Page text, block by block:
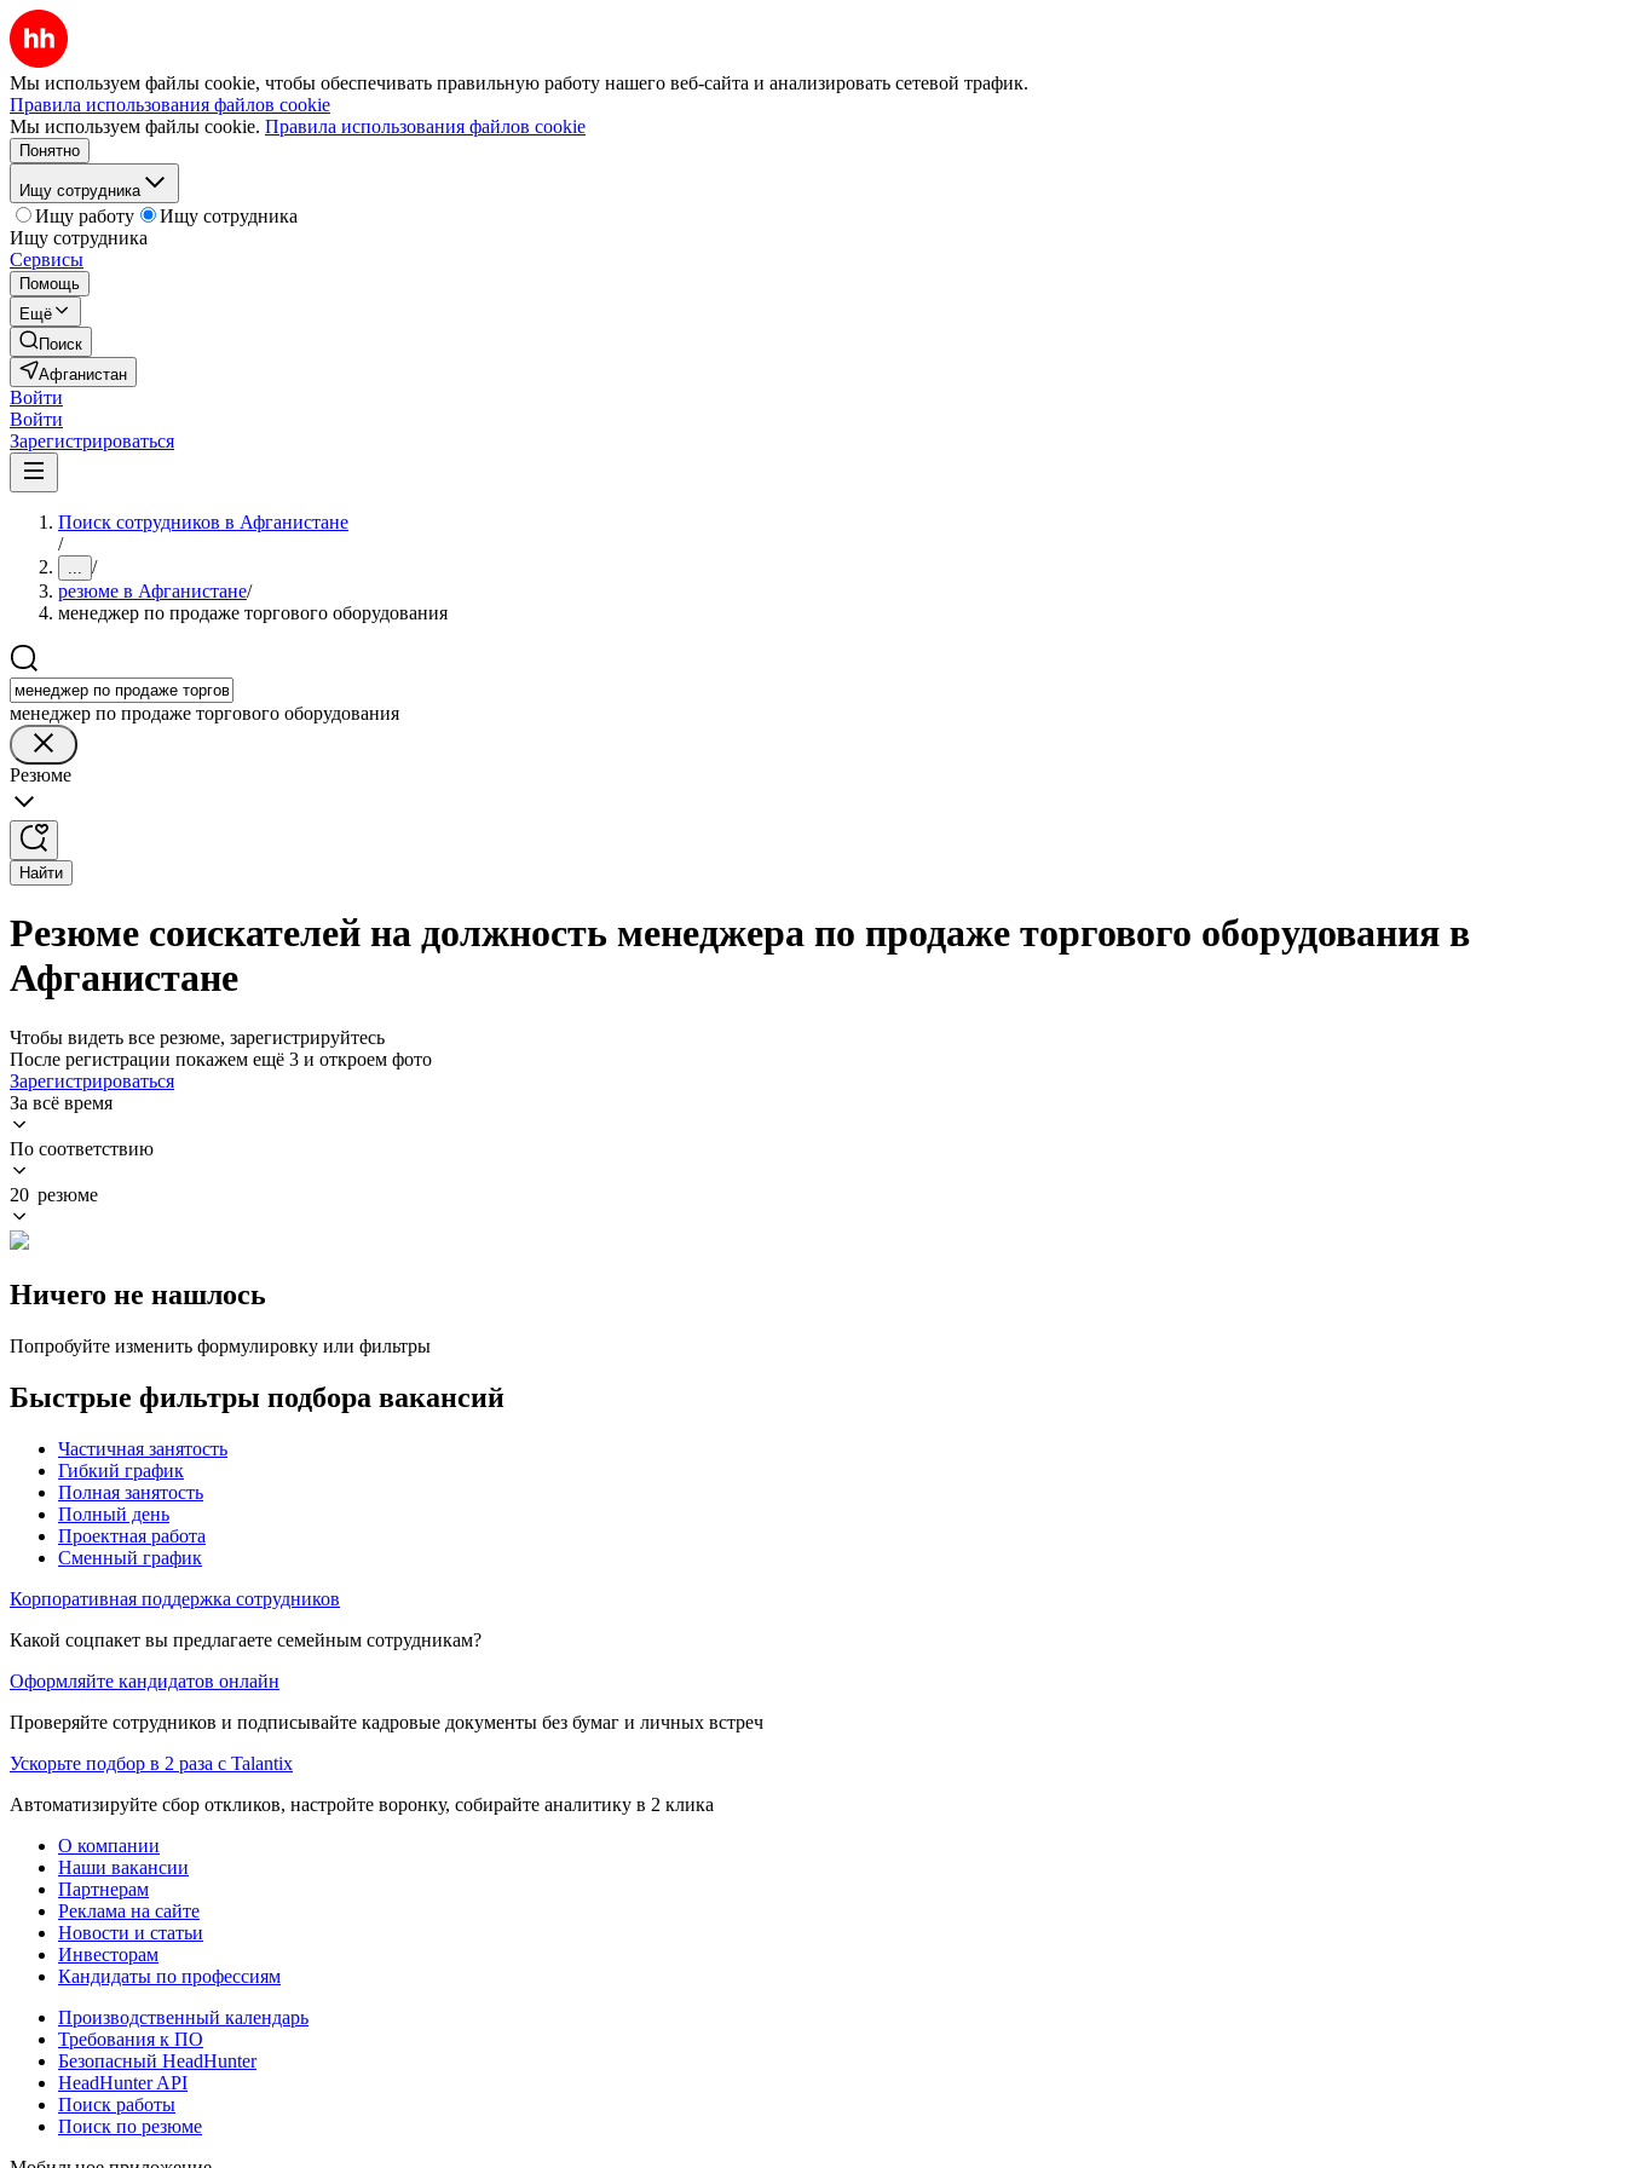
Мы используем файлы cookie, чтобы обеспечивать правильную работу нашего веб-сайта и анализировать сетевой трафик.
Правила использования файлов cookie
Мы используем файлы cookie. Правила использования файлов cookie
Понятно
Ищу сотрудника
Ищу работу
Ищу сотрудника
Ищу сотрудника
Сервисы
Помощь
Ещё
Поиск
Афганистан
Войти
Войти
Зарегистрироваться
Поиск сотрудников в Афганистане
/
... /
резюме в Афганистане/
менеджер по продаже торгового оборудования
менеджер по продаже торгового оборудования
Резюме
Найти
Резюме соискателей на должность менеджера по продаже торгового оборудования в
Афганистане
Чтобы видеть все резюме, зарегистрируйтесь
После регистрации покажем ещё 3 и откроем фото
Зарегистрироваться
За всё время
По соответствию
20 резюме
Ничего не нашлось
Попробуйте изменить формулировку или фильтры
Быстрые фильтры подбора вакансий
Частичная занятость
Гибкий график
Полная занятость
Полный день
Проектная работа
Сменный график
Корпоративная поддержка сотрудников
Какой соцпакет вы предлагаете семейным сотрудникам?
Оформляйте кандидатов онлайн
Проверяйте сотрудников и подписывайте кадровые документы без бумаг и личных встреч
Ускорьте подбор в 2 раза с Talantix
Автоматизируйте сбор откликов, настройте воронку, собирайте аналитику в 2 клика
О компании
Наши вакансии
Партнерам
Реклама на сайте
Новости и статьи
Инвесторам
Кандидаты по профессиям
Производственный календарь
Требования к ПО
Безопасный HeadHunter
HeadHunter API
Поиск работы
Поиск по резюме